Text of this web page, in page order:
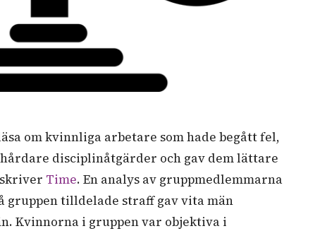
om kvinnliga arbetare som hade begått fel,
disciplinåtgärder och gav dem lättare
Time. En analys av gruppmedlemmarna
gruppen tilldelade straff gav vita män
Kvinnorna i gruppen var objektiva i